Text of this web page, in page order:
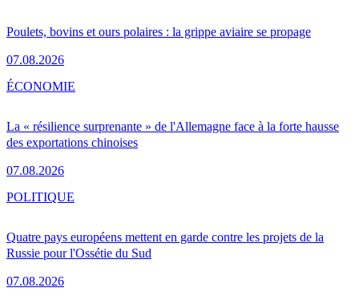
Poulets, bovins et ours polaires : la grippe aviaire se propage
07.08.2026
La « résilience surprenante » de l'Allemagne face à la forte hausse
des exportations chinoises
07.08.2026
ÉCONOMIE
Quatre pays européens mettent en garde contre les projets de la
Russie pour l'Ossétie du Sud
07.08.2026
POLITIQUE